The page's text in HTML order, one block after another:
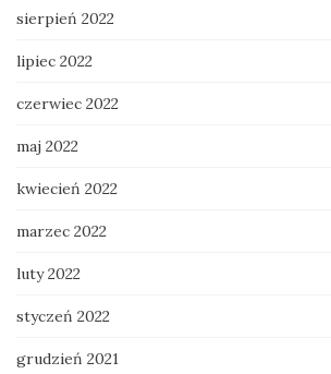
sierpień 2022
lipiec 2022
czerwiec 2022
maj 2022
kwiecień 2022
marzec 2022
luty 2022
styczeń 2022
grudzień 2021